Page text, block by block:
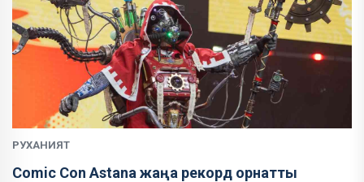
РУХАНИЯТ
Comic Con Astana жаңа рекорд орнатты